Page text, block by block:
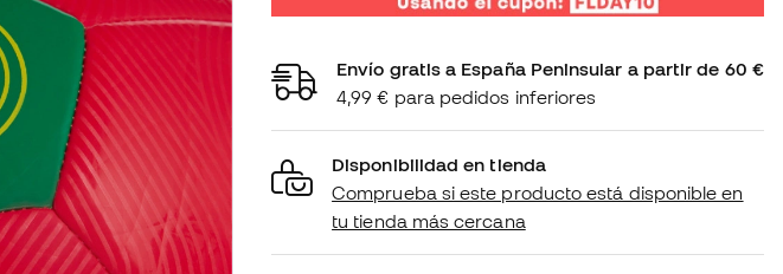
Envío gratis a España Peninsular a partir de 60 €
4,99 € para pedidos inferiores
Disponibilidad en tienda
Comprueba si este producto está disponible en
tu tienda más cercana